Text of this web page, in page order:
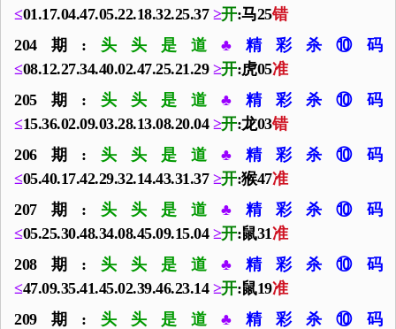
≤01.17.04.47.05.22.18.32.25.37≥开:马25错
204期: 头头是道♣精彩杀⑩码
≤08.12.27.34.40.02.47.25.21.29≥开:虎05准
205期: 头头是道♣精彩杀⑩码
≤15.36.02.09.03.28.13.08.20.04≥开:龙03错
206期: 头头是道♣精彩杀⑩码
≤05.40.17.42.29.32.14.43.31.37≥开:猴47准
207期: 头头是道♣精彩杀⑩码
≤05.25.30.48.34.08.45.09.15.04≥开:鼠31准
208期: 头头是道♣精彩杀⑩码
≤47.09.35.41.45.02.39.46.23.14≥开:鼠19准
209期: 头头是道♣精彩杀⑩码